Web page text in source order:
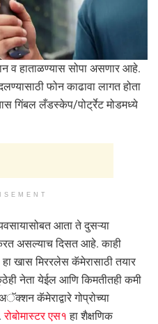
हाताळण्यास सोपा असणार आहे.
फोन काढावा लागत होता
गिंबल लँडस्केप/पोर्ट्रेट मोडमध्ये
आता ते दुसऱ्या
असल्याच दिसत आहे. काही
हा खास मिररलेस कॅमेरासाठी तयार
नेता येईल आणि किमतीतही कमी
कॅमेराद्वारे गोप्रोच्या
रोबोमास्टर एस१ हा शैक्षणिक